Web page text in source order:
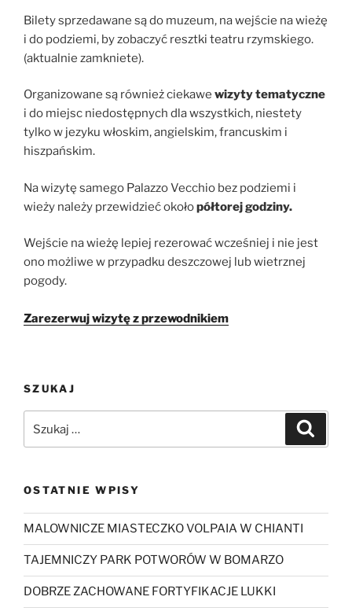
Bilety sprzedawane są do muzeum, na wejście na wieżę
i do podziemi, by zobaczyć resztki teatru rzymskiego.
(aktualnie zamkniete).
Organizowane są również ciekawe wizyty tematyczne
i do miejsc niedostępnych dla wszystkich, niestety
tylko w jezyku włoskim, angielskim, francuskim i
hiszpańskim.
Na wizytę samego Palazzo Vecchio bez podziemi i
wieży należy przewidzieć okołopółtorej godziny.
Wejście na wieżę lepiej rezerować wcześniej i nie jest
ono możliwe w przypadku deszczowej lub wietrznej
pogody.
Zarezerwuj wizytę z przewodnikiem
SZUKAJ
OSTATNIE WPISY
MALOWNICZE MIASTECZKO VOLPAIA W CHIANTI
TAJEMNICZY PARK POTWORÓW W BOMARZO
DOBRZE ZACHOWANE FORTYFIKACJE LUKKI